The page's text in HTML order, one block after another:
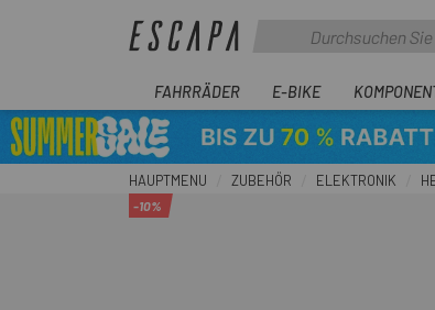
FAHRRÄDER E-BIKE
HAUPTMENU ZUBEHÖR ELEKTRONIK
-10%